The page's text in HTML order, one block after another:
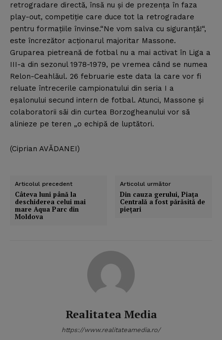
retrogradare directă, însă nu şi de prezenţa în faza
play-out, competiţie care duce tot la retrogradare
pentru formaţiile învinse.“Ne vom salva cu siguranţă!“,
este încrezător acţionarul majoritar Massone.
Gruparea pietreană de fotbal nu a mai activat în Liga a
III-a din sezonul 1978-1979, pe vremea când se numea
Relon-Ceahlăul. 26 februarie este data la care vor fi
reluate întrecerile campionatului din seria I a
eşalonului secund intern de fotbal. Atunci, Massone şi
colaboratorii săi din curtea Borzogheanului vor să
alinieze pe teren „o echipă de luptători.
(Ciprian AVĂDANEI)
Articolul precedent
Câteva luni până la
deschiderea celui mai
mare Aqua Parc din
Moldova
Articolul următor
Din cauza gerului, Piaţa
Centrală a fost părăsită de
pieţari
Realitatea Media
https://www.realitateamedia.ro/